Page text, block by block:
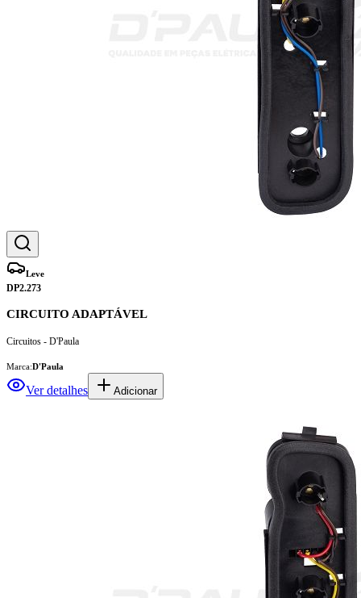
Leve
DP2.273
CIRCUITO ADAPTÁVEL
Circuitos - D'Paula
Marca:D'Paula
Ver detalhes Adicionar